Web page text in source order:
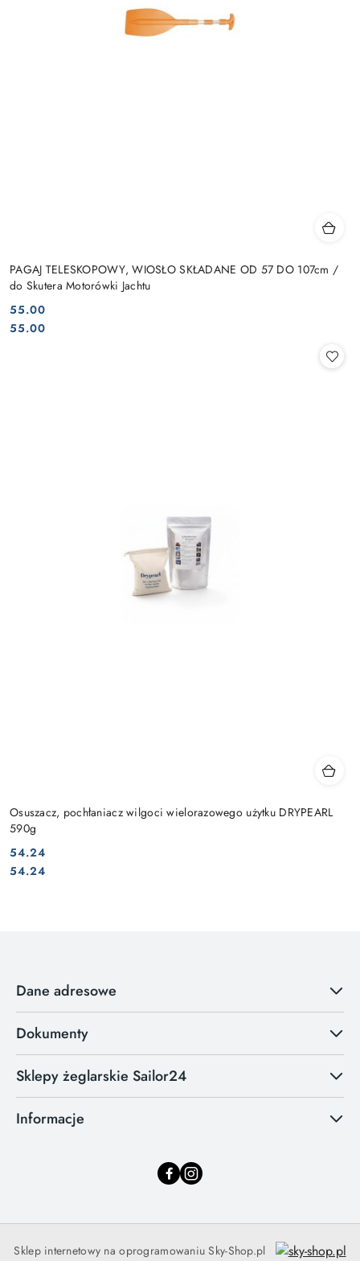
PAGAJ TELESKOPOWY, WIOSŁO SKŁADANE OD 57 DO 107cm /
do Skutera Motorówki Jachtu
Cena:
55.00
Cena:
55.00
Osuszacz, pochłaniacz wilgoci wielorazowego użytku DRYPEARL
590g
Cena:
54.24
Cena:
54.24
Dane adresowe
Dokumenty
Sklepy żeglarskie Sailor24
Informacje
Sklep internetowy na oprogramowaniu Sky-Shop.pl